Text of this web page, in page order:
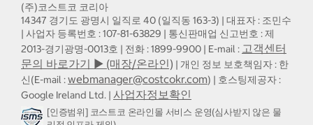
(주)코스트코 코리아
14347 경기도 광명시 일직로 40 (일직동 163-3) | 대표자 : 조민수
| 사업자 등록번호 : 107-81-63829 | 통신판매업 신고번호 : 제
2013-경기광명-0013호 | 전화 : 1899-9900 | E-mail : 고객센터
문의 바로가기 ▶ (매장/온라인) | 개인 정보 보호책임자 : 한
신(E-mail :webmanager@costcokr.com) | 호스팅제공자 :
Google Ireland Ltd. | 사업자정보확인
[인증범위] 코스트코 온라인몰 서비스 운영(심사받지 않은 물